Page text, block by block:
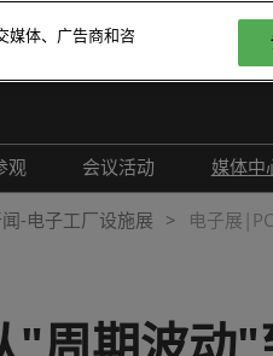
观
观登记
团参观
会议活动
现场活动
行业活动
媒体中
展
合
-电子工厂设施展 电子展
媒体、广告商和咨